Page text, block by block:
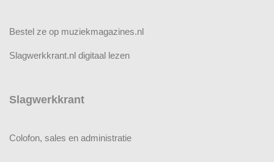
Bestel ze op muziekmagazines.nl
Slagwerkkrant.nl digitaal lezen
Slagwerkkrant
Colofon, sales en administratie